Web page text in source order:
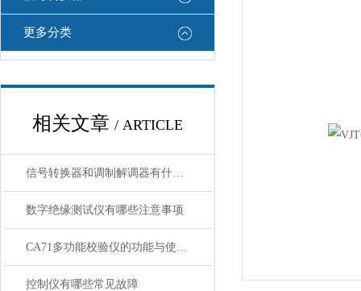
更多分类
相关文章 / ARTICLE
信号转换器和调制解调器有什么区别
数字绝缘测试仪有哪些注意事项
CA71多功能校验仪的功能与使用指南
控制仪有哪些常见故障